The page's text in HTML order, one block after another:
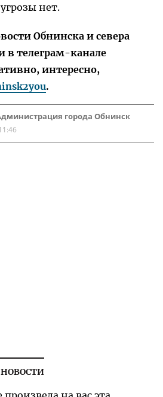
нет.
Обнинска и севера
в телеграм-канале
интересно,
.
города Обнинск